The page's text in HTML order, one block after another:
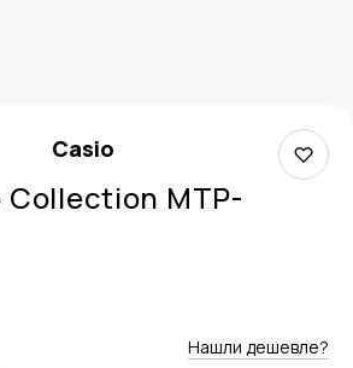
Casio
Collection MTP-
Нашли дешевле?